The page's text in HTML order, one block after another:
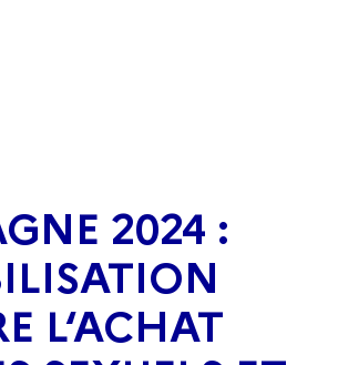
2024 :
L‘ACHAT